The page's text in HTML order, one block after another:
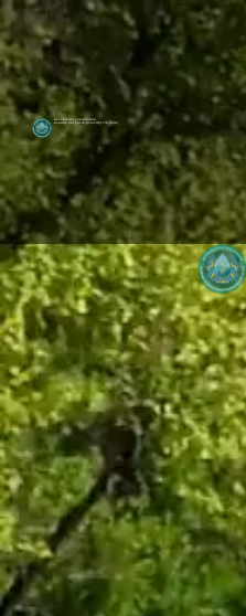
[newyear_garland]
Басейнове управління
водних ресурсів річок Прут та Сірет